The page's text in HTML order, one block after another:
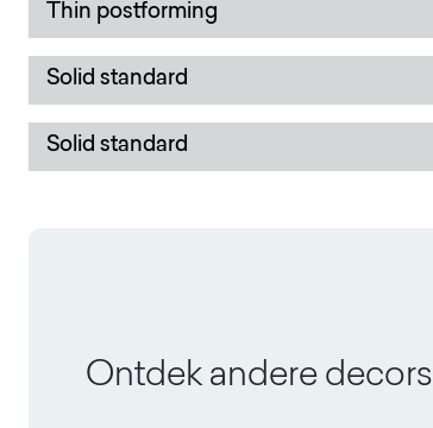
Thin postforming
Solid standard
Solid standard
Ontdek andere decors